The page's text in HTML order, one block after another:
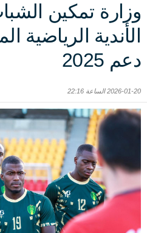
وزارة تمكين
الأندية الرياضية
دعم 2025
2026-01-20 الساعة 22:16